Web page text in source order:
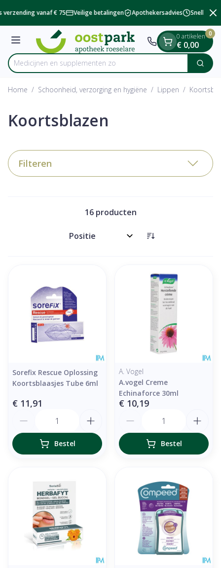
vanaf € 75 Veilige betalingen Apothekersadvies Snelle
Menu
Product, merk, categorie...
Medicijnen en s Zoek
0 artikelen
€ 0,00
0
Home / Schoonheid, verzorging en hygiëne / Lippen /
Koortsblazen
Filteren
16producten
Sorteer op:
Sorefix Rescue Oplossing
Koortsblaasjes Tube 6ml
€ 11,91
Bestel
A. Vogel
A.vogel Creme
Echinaforce 30ml
€ 10,19
Bestel